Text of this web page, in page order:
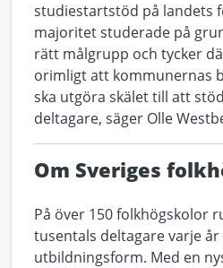
studiestartstöd på landets
majoritet studerade på
rätt målgrupp och tycker
orimligt att kommunernas
ska utgöra skälet till att
deltagare, säger Olle
Om Sveriges
På över 150 folkhögskolor
tusentals deltagare varje
utbildningsform. Med en